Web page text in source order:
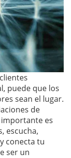
puede que los
sean el lugar.
de
es
escucha,
conecta tu
ser un